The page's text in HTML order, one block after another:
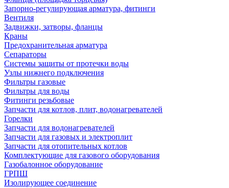
Запорно-регулирующая арматура, фитинги
Вентиля
Задвижки, затворы, фланцы
Краны
Предохранительная арматура
Сепараторы
Системы защиты от протечки воды
Узлы нижнего подключения
Фильтры газовые
Фильтры для воды
Фитинги резьбовые
Запчасти для котлов, плит, водонагревателей
Горелки
Запчасти для водонагревателей
Запчасти для газовых и электроплит
Запчасти для отопительных котлов
Комплектующие для газового оборудования
Газобалонное оборудование
ГРПШ
Изолирующее соединение